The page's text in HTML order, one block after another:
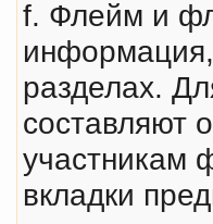
f. Флейм и
инфоpмация,
разделах.
составляют
участникам
вкладки